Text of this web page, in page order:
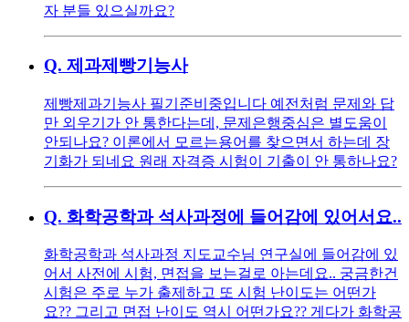
자 분들 있으실까요?
Q. 제과제빵기능사
제빵제과기능사 필기준비중입니다 예전처럼 문제와 답
만 외우기가 안 통한다는데, 문제은행중심은 별도움이
안되나요? 이론에서 모르는용어를 찾으면서 하는데 장
기화가 되네요 원래 자격증 시험이 기출이 안 통하나요?
Q. 화학공학과 석사과정에 들어감에 있어서요..
화학공학과 석사과정 지도교수님 연구실에 들어감에 있
어서 사전에 시험, 면접을 보는걸로 아는데요.. 궁금한건
시험은 주로 누가 출제하고 또 시험 난이도는 어떤가
요?? 그리고 면접 난이도 역시 어떤가요?? 게다가 화학공